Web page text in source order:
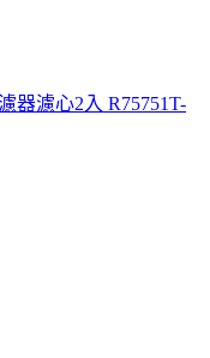
器濾心2入 R75751T-